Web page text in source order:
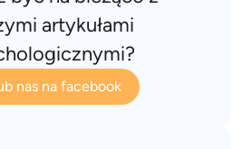
artykułami
nas na facebook